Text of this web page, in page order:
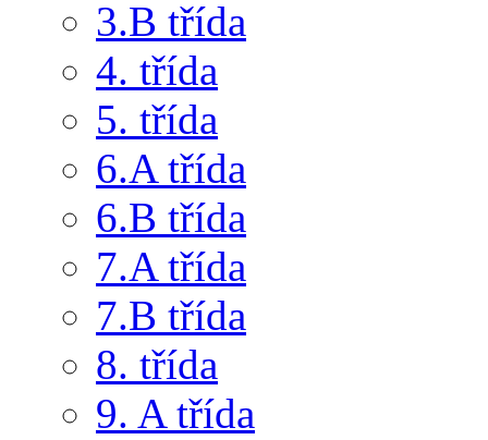
3.B třída
4. třída
5. třída
6.A třída
6.B třída
7.A třída
7.B třída
8. třída
9. A třída